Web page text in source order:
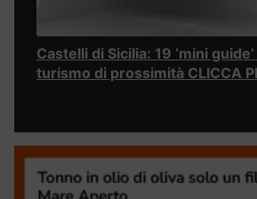
Castelli di Sicilia: 19 ‘mini
turismo di prossimità CLICCA